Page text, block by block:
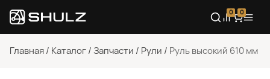
0 0
Главная / Каталог / Запчасти / Рули / Руль высокий 610 мм